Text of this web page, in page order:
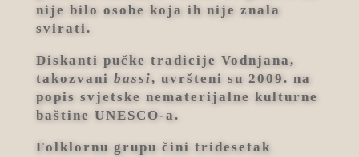
nije bilo osobe koja ih nije znala
svirati.
Diskanti pučke tradicije Vodnjana,
takozvani bassi, uvršteni su 2009. na
popis svjetske nematerijalne kulturne
baštine UNESCO-a.
Folklornu grupu čini tridesetak